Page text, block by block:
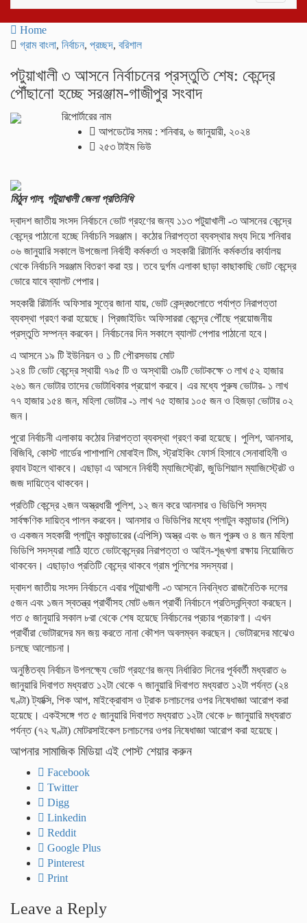
Home
গ্রাম বাংলা, নির্বাচন, প্রচ্ছদ, বরিশাল
পটুয়াখালী ৩ আসনে নির্বাচনের প্রস্তুতি শেষ: কেন্দ্রে
পৌঁছানো হচ্ছে সরঞ্জাম-গাজীপুর সংবাদ
রিপোর্টারের নাম
আপডেটের সময় : শনিবার, ৬ জানুয়ারী, ২০২৪
২৫৩ টাইম ভিউ
মিঠুন পাল, পটুয়াখালী জেলা প্রতিনিধি
দ্বাদশ জাতীয় সংসদ নির্বাচনে ভোট গ্রহণের জন্য ১১৩ পটুয়াখালী -৩ আসনের কেন্দ্রে
কেন্দ্রে পাঠানো হচ্ছে নির্বাচনি সরঞ্জাম। কঠোর নিরাপত্তা ব্যবস্থার মধ্য দিয়ে শনিবার
০৬ জানুয়ারি সকালে উপজেলা নির্বাহী কর্মকর্তা ও সহকারী রিটার্নিং কর্মকর্তার কার্যালয়
থেকে নির্বাচনি সরঞ্জাম বিতরণ করা হয়। তবে দুর্গম এলাকা ছাড়া কাছাকাছি ভোট কেন্দ্রে
ভোরে যাবে ব্যালট পেপার।
সহকারী রিটার্নিং অফিসার সূত্রে জানা যায়, ভোট কেন্দ্রগুলোতে পর্যাপ্ত নিরাপত্তা
ব্যবস্থা গ্রহণ করা হয়েছে। প্রিজাইডিং অফিসাররা কেন্দ্রে পৌঁছে প্রয়োজনীয়
প্রস্তুতি সম্পন্ন করবেন। নির্বাচনের দিন সকালে ব্যালট পেপার পাঠানো হবে।
এ আসনে ১৯ টি ইউনিয়ন ও ১ টি পৌরসভায় মোট
১২৪ টি ভোট কেন্দ্রে স্থায়ী ৭৯৫ টি ও অস্থায়ী ৩৯টি ভোটকক্ষে ৩ লাখ ৫২ হাজার
২৬১ জন ভোটার তাদের ভোটাধিকার প্রয়োগ করবে। এর মধ্যে পুরুষ ভোটার- ১ লাখ
৭৭ হাজার ১৫৪ জন, মহিলা ভোটার -১ লাখ ৭৫ হাজার ১০৫ জন ও হিজড়া ভোটার ০২
জন।
পুরো নির্বাচনী এলাকায় কঠোর নিরাপত্তা ব্যবস্থা গ্রহণ করা হয়েছে। পুলিশ, আনসার,
বিজিবি, কোস্ট গার্ডের পাশাপাশি মোবাইল টিম, স্ট্রাইকিং ফোর্স হিসাবে সেনাবাহিনী ও
র‍্যাব টহলে থাকবে। এছাড়া এ আসনে নির্বাহী ম্যাজিস্ট্রেট, জুডিশিয়াল ম্যাজিস্ট্রেট ও
জজ দায়িত্বে থাকবেন।
প্রতিটি কেন্দ্রে ২জন অস্ত্রধারী পুলিশ, ১২ জন করে আনসার ও ভিডিপি সদস্য
সার্বক্ষণিক দায়িত্ব পালন করবেন। আনসার ও ভিডিপির মধ্যে প্লাটুন কমান্ডার (পিসি)
ও একজন সহকারী প্লাটুন কমান্ডারের (এপিসি) অস্ত্র এবং ৬ জন পুরুষ ও ৪ জন মহিলা
ভিডিপি সদস্যরা লাঠি হাতে ভোটকেন্দ্রের নিরাপত্তা ও আইন-শৃঙ্খলা রক্ষায় নিয়োজিত
থাকবেন। এছাড়াও প্রতিটি কেন্দ্রে থাকবে গ্রাম পুলিশের সদস্যরা।
দ্বাদশ জাতীয় সংসদ নির্বাচনে এবার পটুয়াখালী -৩ আসনে নিবন্ধিত রাজনৈতিক দলের
৫জন এবং ১জন স্বতন্ত্র প্রার্থীসহ মোট ৬জন প্রার্থী নির্বাচনে প্রতিদ্বন্দ্বিতা করছেন।
গত ৫ জানুয়ারি সকাল ৮রা থেকে শেষ হয়েছে নির্বাচনের প্রচার প্রচারণা। এখন
প্রার্থীরা ভোটারদের মন জয় করতে নানা কৌশল অবলম্বন করছেন। ভোটারদের মাঝেও
চলছে আলোচনা।
অনুষ্ঠিতব্য নির্বাচন উপলক্ষ্যে ভোট গ্রহণের জন্য নির্ধারিত দিনের পূর্ববর্তী মধ্যরাত ৬
জানুয়ারি দিবাগত মধ্যরাত ১২টা থেকে ৭ জানুয়ারি দিবাগত মধ্যরাত ১২টা পর্যন্ত (২৪
ঘণ্টা) ট্যাক্সি, পিক আপ, মাইক্রোবাস ও ট্রাক চলাচলের ওপর নিষেধাজ্ঞা আরোপ করা
হয়েছে। একইসঙ্গে গত ৫ জানুয়ারি দিবাগত মধ্যরাত ১২টা থেকে ৮ জানুয়ারি মধ্যরাত
পর্যন্ত (৭২ ঘণ্টা) মোটরসাইকেল চলাচলের ওপর নিষেধাজ্ঞা আরোপ করা হয়েছে।
আপনার সামাজিক মিডিয়া এই পোস্ট শেয়ার করুন
Facebook
Twitter
Digg
Linkedin
Reddit
Google Plus
Pinterest
Print
Leave a Reply